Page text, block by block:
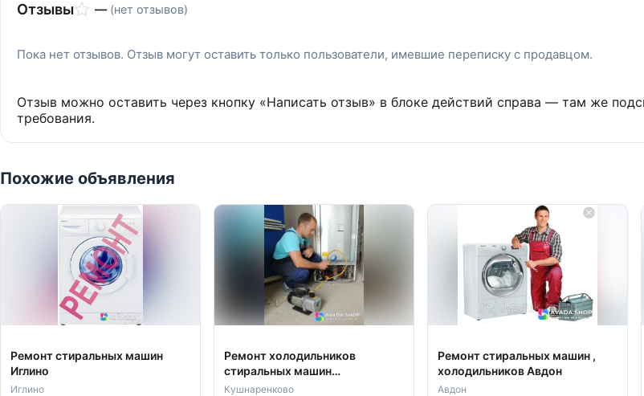
Отзывы — (нет отзывов)
Пока нет отзывов. Отзыв могут оставить только пользователи, имевшие переписку с продавцом.
Отзыв можно оставить через кнопку «Написать отзыв» в блоке действий справа — там же
требования.
Похожие объявления
Ремонт стиральных машин
Иглино
Иглино
Ремонт холодильников
стиральных машин
Кушнаренково
Кушнаренково
Ремонт стиральных машин ,
холодильников Авдон
Авдон